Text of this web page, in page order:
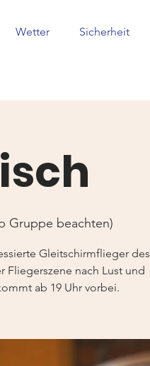
Wetter Sicherheit
Gruppe beachten)
Gleitschirmflieger des
Fliegerszene nach Lust und
ab 19 Uhr vorbei.